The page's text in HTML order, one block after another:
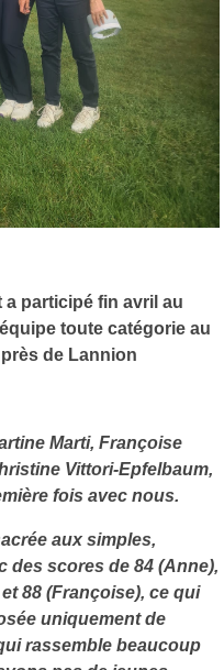
a participé fin avril au
toute catégorie au
de Lannion
Marti, Françoise
Vittori-Epfelbaum,
fois avec nous.
aux simples,
des scores de 84 (Anne),
88 (Françoise), ce qui
uniquement de
rassemble beaucoup